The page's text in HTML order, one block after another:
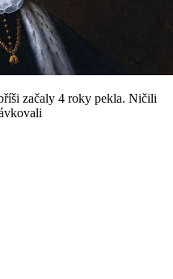
začaly 4 roky pekla. Ničili